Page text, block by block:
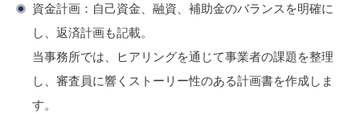
資金計画 ：自己資金、融資、補助金のバランスを明確に
し、返済計画も記載。
当事務所では、ヒアリングを通じて事業者の課題を整理
し、審査員に響くストーリー性のある計画書を作成しま
す。